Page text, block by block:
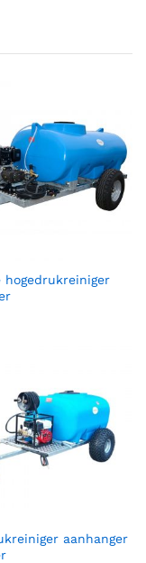
hogedrukreiniger
aanhanger